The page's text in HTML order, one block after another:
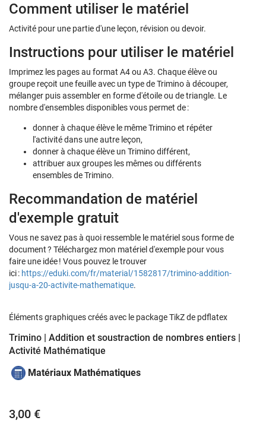
Comment utiliser le matériel
Activité pour une partie d'une leçon, révision ou devoir.
Instructions pour utiliser le matériel
Imprimez les pages au format A4 ou A3. Chaque élève ou
groupe reçoit une feuille avec un type de Trimino à découper,
mélanger puis assembler en forme d'étoile ou de triangle. Le
nombre d'ensembles disponibles vous permet de :
donner à chaque élève le même Trimino et répéter
l'activité dans une autre leçon,
donner à chaque élève un Trimino différent,
attribuer aux groupes les mêmes ou différents
ensembles de Trimino.
Recommandation de matériel
d'exemple gratuit
Vous ne savez pas à quoi ressemble le matériel sous forme de
document ? Téléchargez mon matériel d'exemple pour vous
faire une idée ! Vous pouvez le trouver
ici : https://eduki.com/fr/material/1582817/trimino-addition-
jusqu-a-20-activite-mathematique.
Éléments graphiques créés avec le package TikZ de pdflatex
Trimino | Addition et soustraction de nombres entiers |
Activité Mathématique
Matériaux Mathématiques
3,00 €